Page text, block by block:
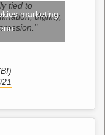
tied to
dignity,
marketing